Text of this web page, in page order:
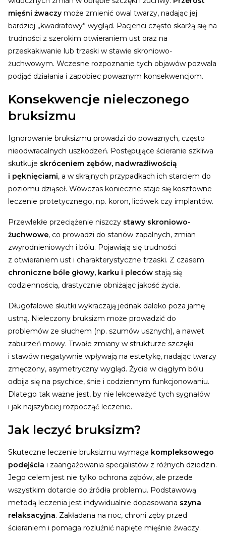
mięśni żwaczy może zmienić owal twarzy, nadając jej
bardziej „kwadratowy” wygląd. Pacjenci często skarżą się na
trudności z szerokim otwieraniem ust oraz na
przeskakiwanie lub trzaski w stawie skroniowo-
żuchwowym. Wczesne rozpoznanie tych objawów pozwala
podjąć działania i zapobiec poważnym konsekwencjom.
Konsekwencje nieleczonego
bruksizmu
Ignorowanie bruksizmu prowadzi do poważnych, często
nieodwracalnych uszkodzeń. Postępujące ścieranie szkliwa
skutkuje skróceniem zębów, nadwrażliwością
i pęknięciami, a w skrajnych przypadkach ich starciem do
poziomu dziąseł. Wówczas konieczne staje się kosztowne
leczenie protetycznego, np. koron, licówek czy implantów.
Przewlekłe przeciążenie niszczy stawy skroniowo-
żuchwowe, co prowadzi do stanów zapalnych, zmian
zwyrodnieniowych i bólu. Pojawiają się trudności
z otwieraniem ust i charakterystyczne trzaski. Z czasem
chroniczne bóle głowy, karku i pleców stają się
codziennością, drastycznie obniżając jakość życia.
Długofalowe skutki wykraczają jednak daleko poza jamę
ustną. Nieleczony bruksizm może prowadzić do
problemów ze słuchem (np. szumów usznych), a nawet
zaburzeń mowy. Trwałe zmiany w strukturze szczęki
i stawów negatywnie wpływają na estetykę, nadając twarzy
zmęczony, asymetryczny wygląd. Życie w ciągłym bólu
odbija się na psychice, śnie i codziennym funkcjonowaniu.
Dlatego tak ważne jest, by nie lekceważyć tych sygnałów
i jak najszybciej rozpocząć leczenie.
Jak leczyć bruksizm?
Skuteczne leczenie bruksizmu wymaga kompleksowego
podejścia i zaangażowania specjalistów z różnych dziedzin.
Jego celem jest nie tylko ochrona zębów, ale przede
wszystkim dotarcie do źródła problemu. Podstawową
metodą leczenia jest indywidualnie dopasowana szyna
relaksacyjna. Zakładana na noc, chroni zęby przed
ścieraniem i pomaga rozluźnić napięte mięśnie żwaczy.